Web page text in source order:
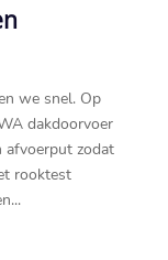
we snel.​ Op
dakdoorvoer
zodat
rooktest